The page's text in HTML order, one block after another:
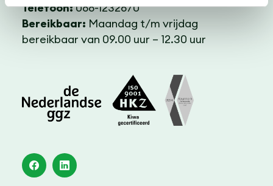
Telefoon:088-1232670
Bereikbaar: Maandag t/m vrijdag
bereikbaar van 09.00 uur – 12.30 uur